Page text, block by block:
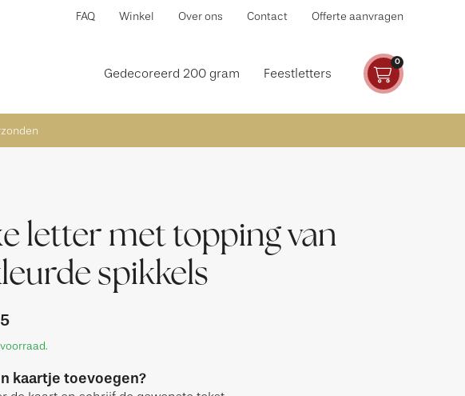
FAQ Winkel Over ons Contact Offerte aanvragen
Gedecoreerd 200 gram Feestletters
0
letter met topping van
spikkels
kaartje toevoegen?